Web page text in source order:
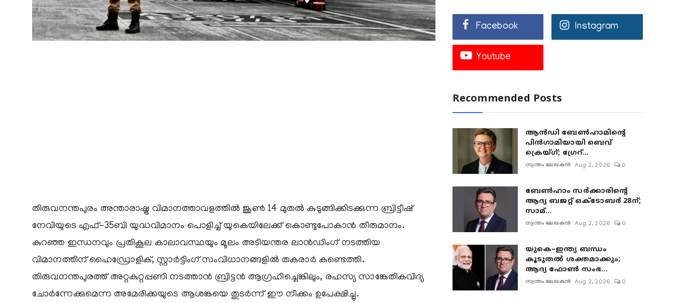
തിരുവനന്തപുരം അന്താരാഷ്ട്ര വിമാനത്താവളത്തില്‍ ജൂണ്‍ 14 മുതല്‍ കുടുങ്ങിക്കിടക്കുന്ന ബ്രിട്ടീഷ്
നേവിയുടെ എഫ്-35ബി യുദ്ധവിമാനം പൊളിച്ച് യുകെയിലേക്ക് കൊണ്ടുപോകാന്‍ തീരുമാനം.
കുറഞ്ഞ ഇന്ധനവും പ്രതികൂല കാലാവസ്ഥയും മൂലം അടിയന്തര ലാന്‍ഡിംഗ് നടത്തിയ
വിമാനത്തിന് ഹൈഡ്രോളിക്, സ്റ്റാര്‍ട്ടിംഗ് സംവിധാനങ്ങളില്‍ തകരാര്‍ കണ്ടെത്തി.
തിരുവനന്തപുരത്ത് അറ്റകുറ്റപ്പണി നടത്താന്‍ ബ്രിട്ടന്‍ ആഗ്രഹിച്ചെങ്കിലും, രഹസ്യ സാങ്കേതികവിദ്യ
ചോര്‍ന്നേക്കുമെന്ന അമേരിക്കയുടെ ആശങ്കയെ തുടര്‍ന്ന് ഈ നീക്കം ഉപേക്ഷിച്ചു.
Facebook Instagram
Youtube
Recommended Posts
ആൻഡി ബേൺഹാമിന്റെ
പിൻഗാമിയായി ബെവ്
ക്രെയ്ഗ്; ഗ്രേറ്...
സ്വന്തം ലേഖകൻ Aug 2, 2026 0
ബേൺഹാം സർക്കാരിന്റെ
ആദ്യ ബജറ്റ് ഒക്ടോബർ 28ന്;
സാമ്...
സ്വന്തം ലേഖകൻ Aug 2, 2026 0
യുകെ–ഇന്ത്യ ബന്ധം
കൂടുതൽ ശക്തമാക്കും;
ആദ്യ ഫോൺ സംഭ...
സ്വന്തം ലേഖകൻ Aug 2, 2026 0